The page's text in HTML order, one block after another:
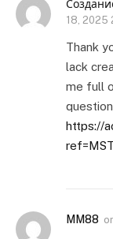
18, 2025
Thank
lack
me full
https://
MM88